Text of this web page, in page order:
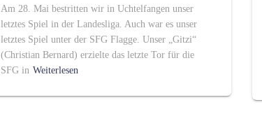
Am 28. Mai bestritten wir in Uchtelfangen unser
letztes Spiel in der Landesliga. Auch war es unser
letztes Spiel unter der SFG Flagge. Unser „Gitzi“
(Christian Bernard) erzielte das letzte Tor für die
SFG in Weiterlesen